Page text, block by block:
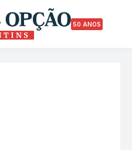
50 ANOS